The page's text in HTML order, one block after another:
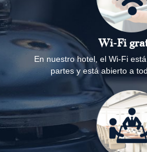
Wi-Fi
En nuestro hotel, el Wi-Fi
partes y está abierto a